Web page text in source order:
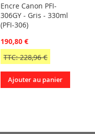
Encre Canon PFI-
306GY - Gris - 330ml
(PFI-306)
190,80 €
TTC: 228,96 €
Ajouter au panier